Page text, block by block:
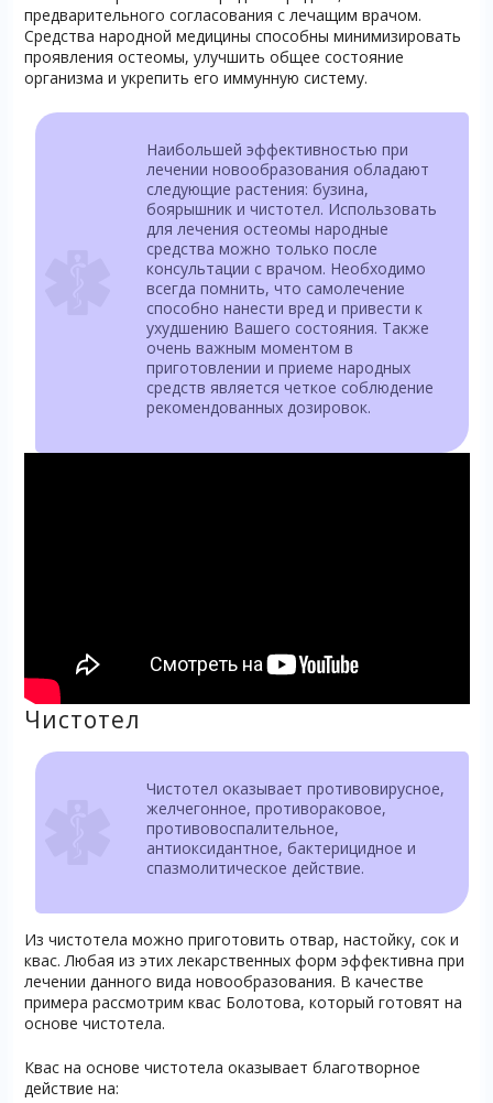
предварительного согласования с лечащим врачом.
Средства народной медицины способны минимизировать
проявления остеомы, улучшить общее состояние
организма и укрепить его иммунную систему.
Наибольшей эффективностью при
лечении новообразования обладают
следующие растения: бузина,
боярышник и чистотел. Использовать
для лечения остеомы народные
средства можно только после
консультации с врачом. Необходимо
всегда помнить, что самолечение
способно нанести вред и привести к
ухудшению Вашего состояния. Также
очень важным моментом в
приготовлении и приеме народных
средств является четкое соблюдение
рекомендованных дозировок.
Чистотел
Чистотел оказывает противовирусное,
желчегонное, противораковое,
противовоспалительное,
антиоксидантное, бактерицидное и
спазмолитическое действие.
Из чистотела можно приготовить отвар, настойку, сок и
квас. Любая из этих лекарственных форм эффективна при
лечении данного вида новообразования. В качестве
примера рассмотрим квас Болотова, который готовят на
основе чистотела.
Квас на основе чистотела оказывает благотворное
действие на: